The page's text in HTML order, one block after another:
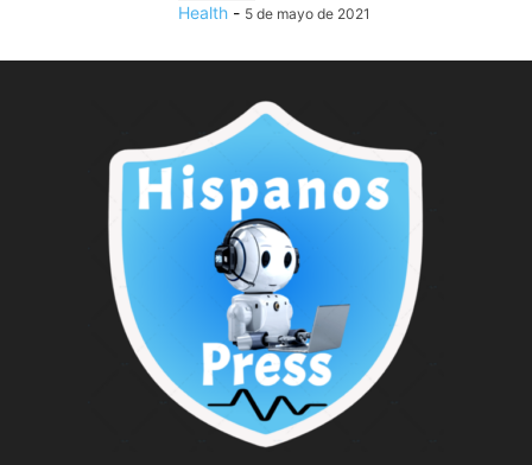
Health - 5 de mayo de 2021